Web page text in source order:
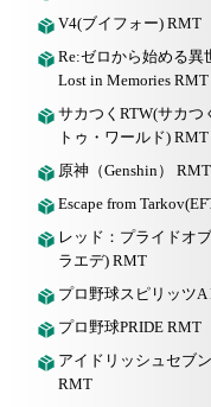
V4(ブイフォー) RMT
Re:ゼロから始める異
Lost in Memories RMT
サカつくRTW(サカつ
トゥ・ワールド) RMT
原神（Genshin） RMT
Escape from
レッド：プライドオ
ラエデ) RMT
プロ野球スピリッツA
プロ野球PRIDE RMT
アイドリッシュセブ
RMT